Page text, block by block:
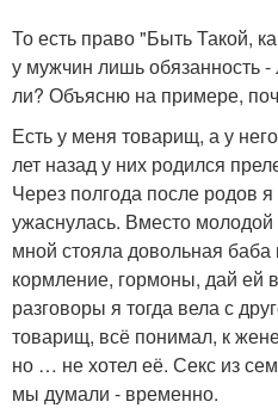
То есть право "Быть Такой,
у мужчин лишь обязанность -
ли? Объясню на примере,
Есть у меня товарищ, а у
лет назад у них родился
Через полгода после родов
ужаснулась. Вместо
мной стояла довольная
кормление, гормоны, дай ей
разговоры я тогда вела с
товарищ, всё понимал, к
но … не хотел её. Секс из
мы думали - временно.